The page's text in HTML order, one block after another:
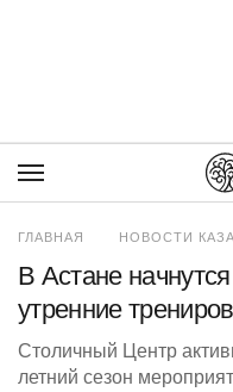
ГЛАВНАЯ НОВОСТИ
В Астане
утренние
Столичный Центр
летний сезон